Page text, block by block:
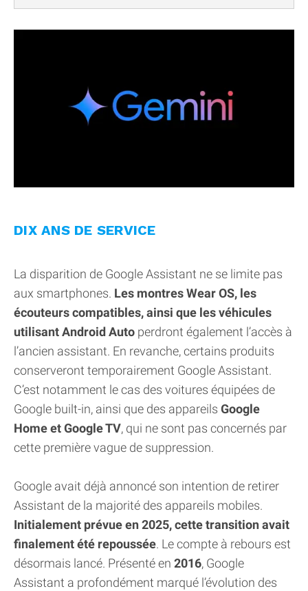
DIX ANS DE SERVICE
La disparition de Google Assistant ne se limite pas
aux smartphones. Les montres Wear OS, les
écouteurs compatibles, ainsi que les véhicules
utilisant Android Auto perdront également l’accès à
l’ancien assistant. En revanche, certains produits
conserveront temporairement Google Assistant.
C’est notamment le cas des voitures équipées de
Google built-in, ainsi que des appareils Google
Home et Google TV, qui ne sont pas concernés par
cette première vague de suppression.
Google avait déjà annoncé son intention de retirer
Assistant de la majorité des appareils mobiles.
Initialement prévue en 2025, cette transition avait
finalement été repoussée. Le compte à rebours est
désormais lancé. Présenté en 2016, Google
Assistant a profondément marqué l’évolution des